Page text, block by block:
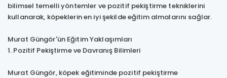
bilimsel temelli yöntemler ve pozitif pekiştirme tekniklerini
kullanarak, köpeklerin en iyi şekilde eğitim almalarını sağlar.
Murat Güngör'ün Eğitim Yaklaşımları
1. Pozitif Pekiştirme ve Davranış Bilimleri
Murat Güngör, köpek eğitiminde pozitif pekiştirme